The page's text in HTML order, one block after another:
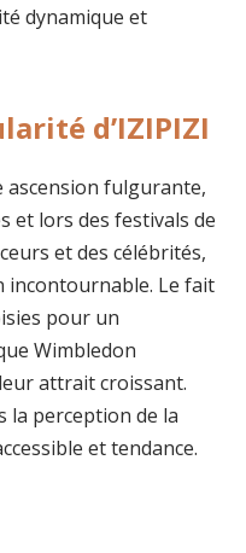
dynamique et
d’IZIPIZI
ascension fulgurante,
et lors des festivals de
et des célébrités,
incontournable. Le fait
pour un
Wimbledon
attrait croissant.
la perception de la
et tendance.